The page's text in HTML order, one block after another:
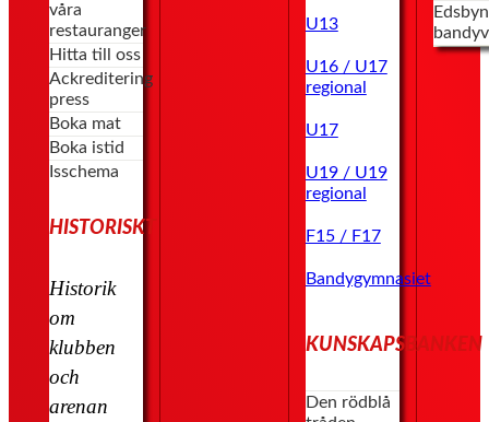
våra
restauranger
Hitta till oss
Ackreditering
press
Boka mat
Boka istid
Isschema
HISTORISKT
Historik
om
klubben
och
arenan
U13
U16 / U17
regional
U17
U19 / U19
regional
F15 / F17
Bandygymnasiet
KUNSKAPSBANKEN
Den rödblå